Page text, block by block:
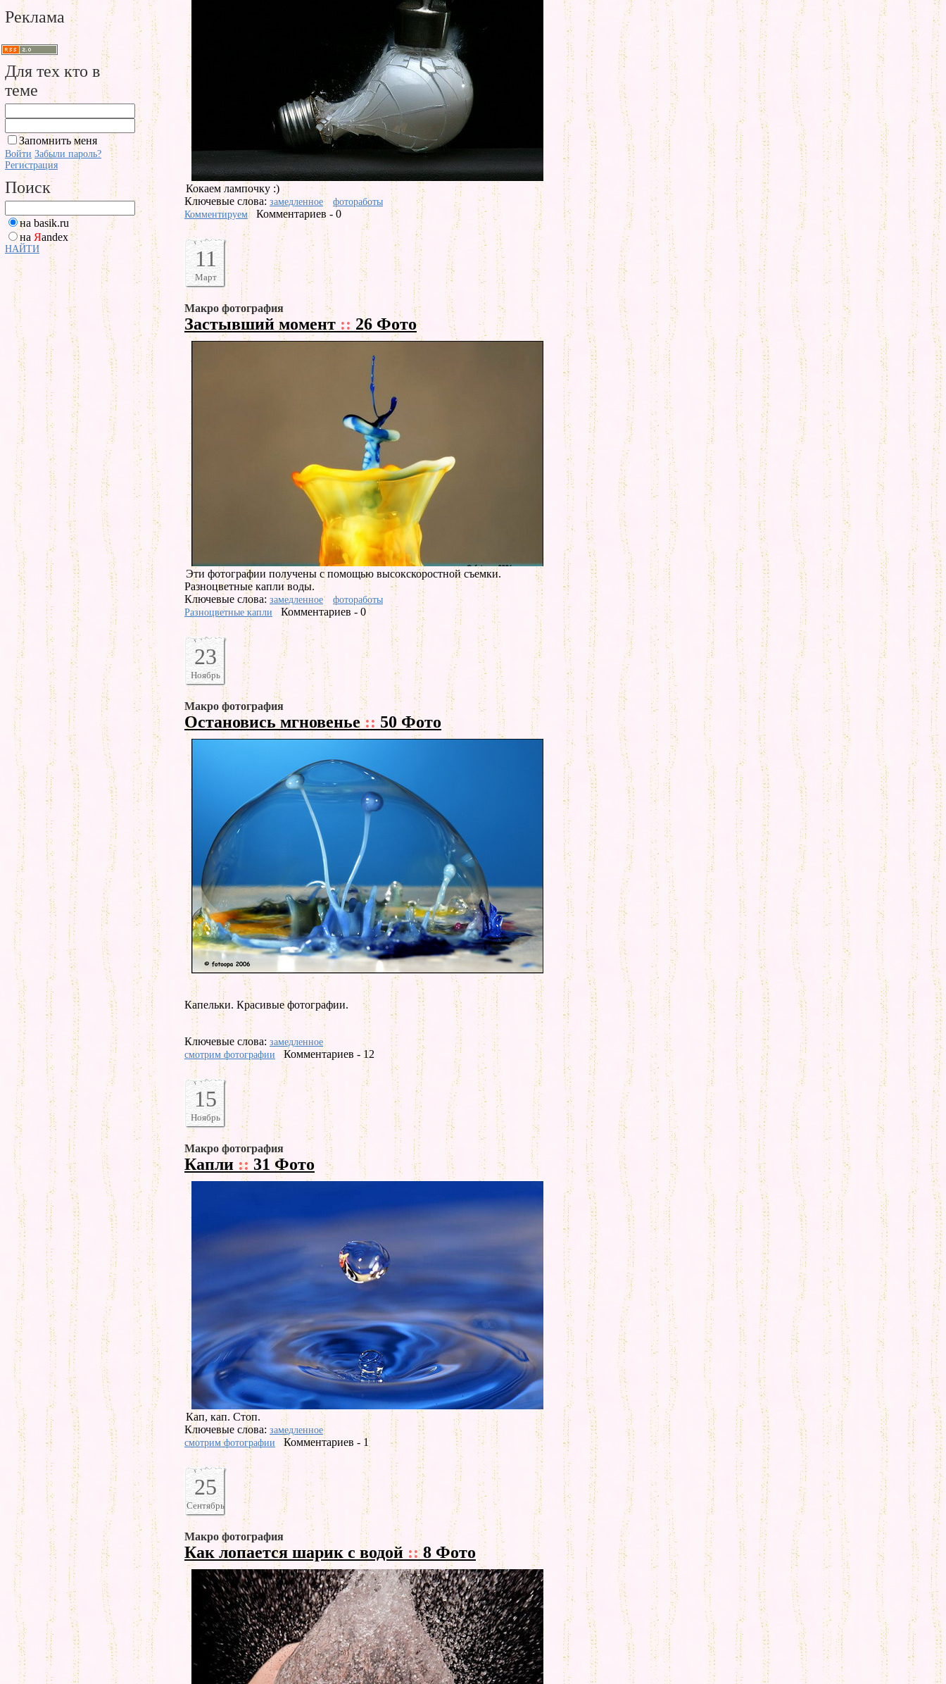
Реклама
Для тех кто в
теме
Запомнить меня
Войти Забыли пароль?
Регистрация
Поиск
на basik.ru
на Яandex
НАЙТИ
Кокаем лампочку :)
Ключевые слова: замедленное
фотоработы
Комментируем
Комментариев - 0
11
Март
Макро фотография
Застывший момент :: 26 Фото
Эти фотографии получены с помощью высокскоростной съемки.
Разноцветные капли воды.
Ключевые слова: замедленное
фотоработы
Разноцветные капли
Комментариев - 0
23
Ноябрь
Макро фотография
Остановись мгновенье:: 50 Фото
Капельки. Красивые фотографии.
Ключевые слова: замедленное
смотрим фотографии
Комментариев - 12
15
Ноябрь
Макро фотография
Капли :: 31 Фото
Кап, кап. Стоп.
Ключевые слова: замедленное
смотрим фотографии
Комментариев - 1
25
Сентябрь
Макро фотография
Как лопается шарик с водой ::8 Фото